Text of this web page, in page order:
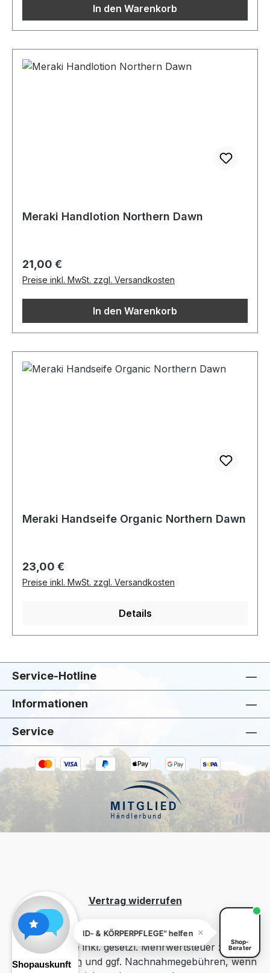
In den Warenkorb
Meraki Handlotion Northern Dawn
Regulärer Preis:
21,00 €
Preise inkl. MwSt. zzgl. Versandkosten
In den Warenkorb
Meraki Handseife Organic Northern Dawn
Regulärer Preis:
23,00 €
Preise inkl. MwSt. zzgl. Versandkosten
Details
Service-Hotline
Informationen
Service
Vertrag widerrufen
Alle Preise inkl. gesetzl. Mehrwertsteuer zzgl.
Versandkosten und ggf. Nachnahmegebühren, wenn
Shop-
Berater
dir bei „HAND- & KÖRPERPFLEGE" helfen? Ich kenne das Sortiment.